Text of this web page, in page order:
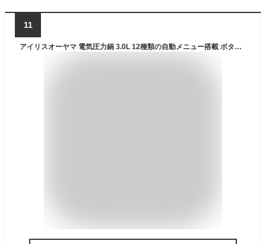
11
アイリスオーヤマ 電気圧力鍋 3.0L 12種類の自動メニュー搭載 ボタンを押すだけ時短調理鍋 ブラック KPC-EMA3-B